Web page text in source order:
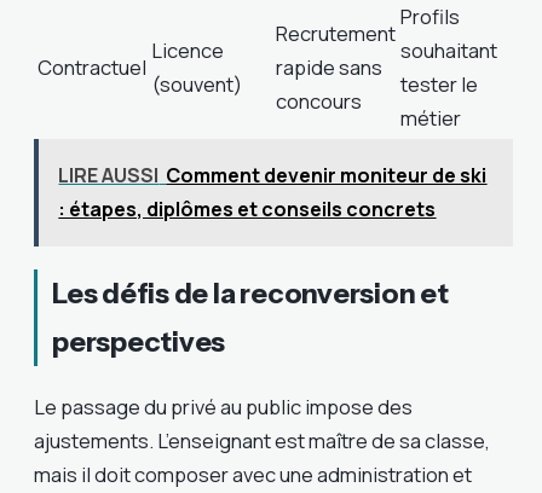
Contractuel
Licence
(souvent)
Recrutement
rapide sans
concours
Profils
souhaitant
tester le
métier
LIRE AUSSI Comment devenir moniteur de ski
: étapes, diplômes et conseils concrets
Les défis de la reconversion et
perspectives
Le passage du privé au public impose des
ajustements. L’enseignant est maître de sa classe,
mais il doit composer avec une administration et